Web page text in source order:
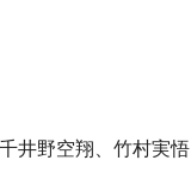
井野空翔、⽵村実悟